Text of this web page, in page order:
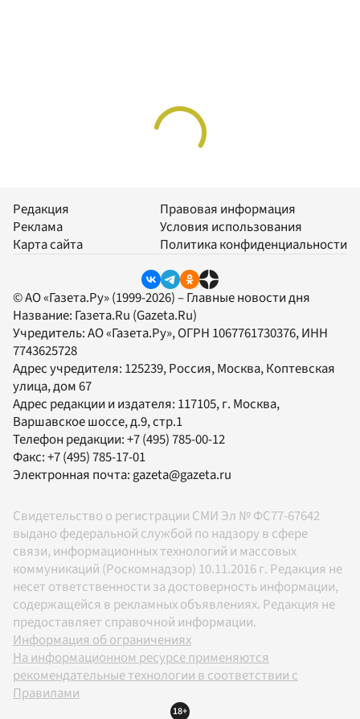
Редакция
Реклама
Карта сайта
Правовая информация
Условия использования
Политика конфиденциальности
© АО «Газета.Ру» (1999-2026) – Главные новости дня
Название: Газета.Ru (Gazeta.Ru)
Учредитель:АО «Газета.Ру», ОГРН 1067761730376, ИНН
7743625728
Адрес учредителя: 125239, Россия, Москва, Коптевская
улица, дом 67
Адрес редакции и издателя: 117105, г. Москва,
Варшавское шоссе, д.9, стр.1
Телефон редакции:+7 (495) 785-00-12
Факс:+7 (495) 785-17-01
Электронная почта:gazeta@gazeta.ru
Свидетельство о регистрации СМИ Эл № ФС77-67642
выдано федеральной службой по надзору в сфере
связи, информационных технологий и массовых
коммуникаций (Роскомнадзор) 10.11.2016 г. Редакция не
несет ответственности за достоверность информации,
содержащейся в рекламных объявлениях. Редакция не
предоставляет справочной информации.
Информация об ограничениях
На информационном ресурсе применяются
рекомендательные технологии в соответствии с
Правилами
18+